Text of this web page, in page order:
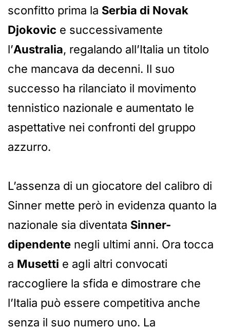
sconfitto prima la Serbia di Novak
Djokovic e successivamente
l’Australia, regalando all’Italia un titolo
che mancava da decenni. Il suo
successo ha rilanciato il movimento
tennistico nazionale e aumentato le
aspettative nei confronti del gruppo
azzurro.
L’assenza di un giocatore del calibro di
Sinner mette però in evidenza quanto la
nazionale sia diventata Sinner-
dipendente negli ultimi anni. Ora tocca
a Musetti e agli altri convocati
raccogliere la sfida e dimostrare che
l’Italia può essere competitiva anche
senza il suo numero uno. La